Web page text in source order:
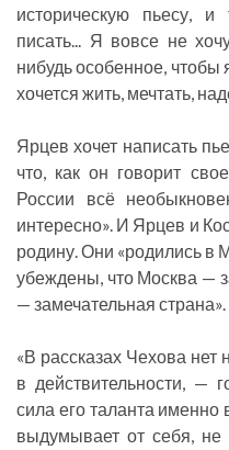
историческую пьесу, и
писать... Я вовсе не
нибудь особенное, чтобы
хочется жить, мечтать,
Ярцев хочет написать
что, как он говорит
России всё
интересно». И Ярцев и
родину. Они «родились в
убеждены, что Москва —
— замечательная страна».
«В рассказах Чехова нет
в действительности, —
сила его таланта именно
выдумывает от себя, не